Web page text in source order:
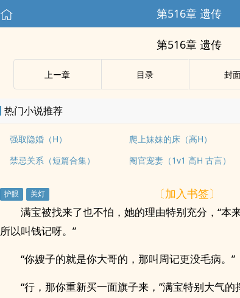
第516章 遗传
第516章 遗传
上ー章 目录 封
热门小说推荐
强取隐婚（H） 爬上妹妹的床（高H）
禁忌关系（短篇合集）
阉官宠妻（1v1 高H 古言）
〔加入书签〕
满宝被找来了也不怕，她的理由特别充分，“本
所以叫钱记呀。”
“你嫂子的就是你大哥的，那叫周记更没毛病。”
“行，那你重新买一面旗子来，”满宝特别大气